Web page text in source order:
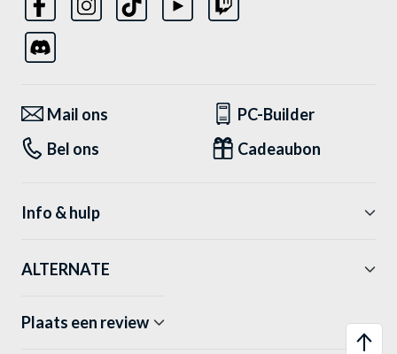
Mail ons
PC-Builder
Bel ons
Cadeaubon
Info & hulp
ALTERNATE
Plaats een review